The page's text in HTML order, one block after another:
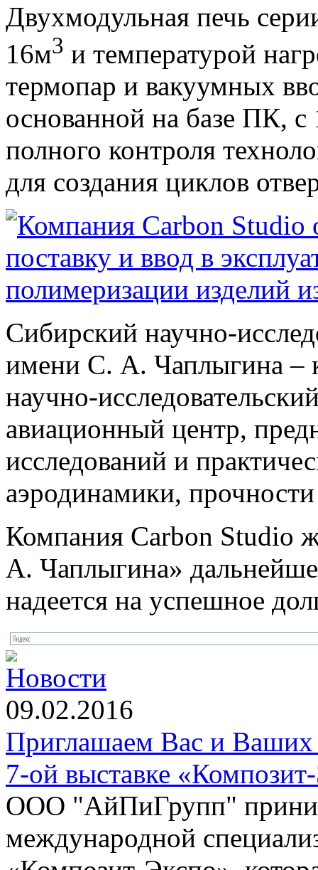
Двухмодульная печь
16м3 и температурой
термопар и вакуумных
основанной на базе ПК, с
полного контроля
для создания циклов
Сибирский научно-
имени С. А. Чаплыгина –
научно-
авиационный центр,
исследований и
аэродинамики,
Компания Carbon
А. Чаплыгина»
надеется на успешное
Новости
09.02.2016
Приглашаем Вас и Ваших
7-ой выставке
ООО "АйПиГрупп"
международной